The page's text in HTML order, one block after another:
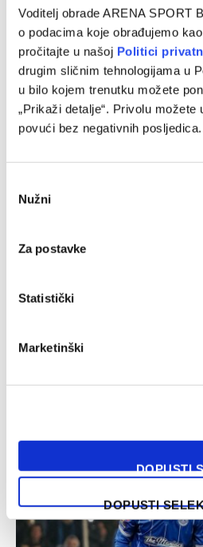
Voditelj obrade ARENA SPORT
o podacima koje obrađujemo
pročitajte u našoj Politici
drugim sličnim tehnologijama u
u bilo kojem trenutku možete
„Prikaži detalje“. Privolu možete
povući bez negativnih posljedica.
Selection
Nužni
Za postavke
Statistički
Marketinški
DOPUSTI
DOPUSTI
Mario Tičinović karijeru
09/08/2026